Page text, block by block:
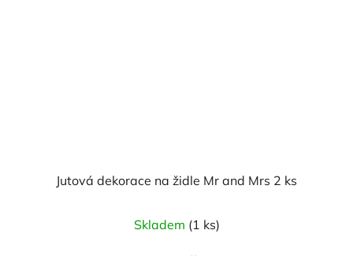
Jutová dekorace na židle Mr and Mrs 2 ks
Skladem (1 ks)